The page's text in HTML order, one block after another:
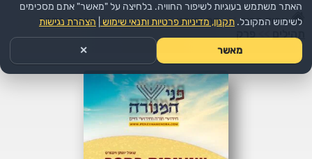
עמוד הבית >> דת ורוחני >>הפודקאסט: שיעורים בספר
האתר משתמש בעוגיות לשיפור החוויה. בלחיצה על "מאשר" אתם מסכימים
לשימוש המקובל. תקנון, מדיניות פרטיות ותנאי שימוש הצהרת נגישות
מאשר ✕